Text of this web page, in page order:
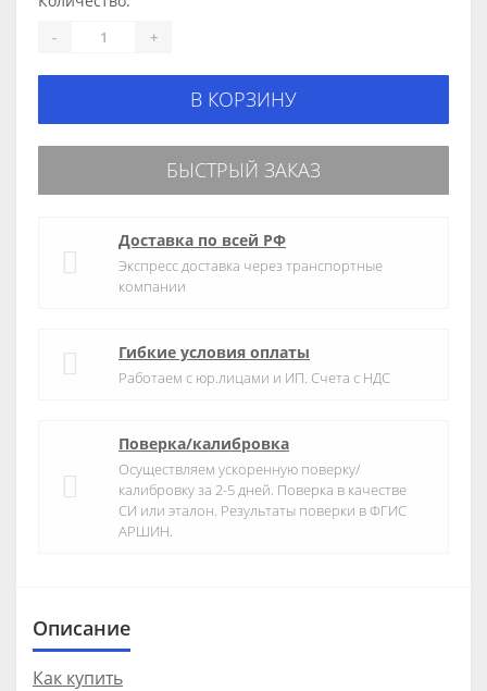
- +
В КОРЗИНУ
БЫСТРЫЙ ЗАКАЗ
Доставка по всей РФ
Экспресс доставка через транспортные
компании
Гибкие условия оплаты
Работаем с юр.лицами и ИП. Счета с НДС
Поверка/калибровка
Осуществляем ускоренную поверку/
калибровку за 2-5 дней. Поверка в качестве
СИ или эталон. Результаты поверки в ФГИС
АРШИН.
Описание
Как купить